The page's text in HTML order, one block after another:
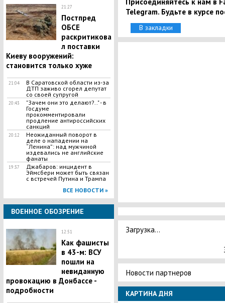
21:27
Постпред
ОБСЕ
раскритикова
л поставки
Киеву вооружений:
становится только хуже
21:04
В Саратовской области из-за
ДТП заживо сгорел депутат
со своей супругой
20:43
"Зачем они это делают?.." - в
Госдуме
прокомментировали
продление антироссийских
санкций
20:12
Неожиданный поворот в
деле о нападении на
“Ленина”: над мужчиной
издевались не английские
фанаты
19:37
Джабаров: инцидент в
Эймсбери может быть связан
с встречей Путина и Трампа
ВСЕ НОВОСТИ »
ВОЕННОЕ ОБОЗРЕНИЕ
12:51
Как фашисты
в 43-м: ВСУ
пошли на
невиданную
провокацию в Донбассе -
подробности
Telegram. Будьте в курсе
В закладки
Загрузка...
Новости партнеров
КАРТИНА ДНЯ